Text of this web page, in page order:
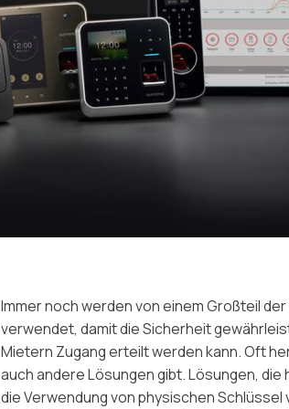
Immer noch werden von einem Großteil
verwendet, damit die Sicherheit
Mietern Zugang erteilt werden kann. Oft
auch andere Lösungen gibt. Lösungen,
die Verwendung von physischen